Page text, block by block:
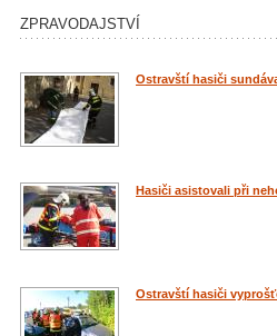
ZPRAVODAJSTVÍ
Ostravští hasiči
Hasiči asistovali při
Ostravští hasiči